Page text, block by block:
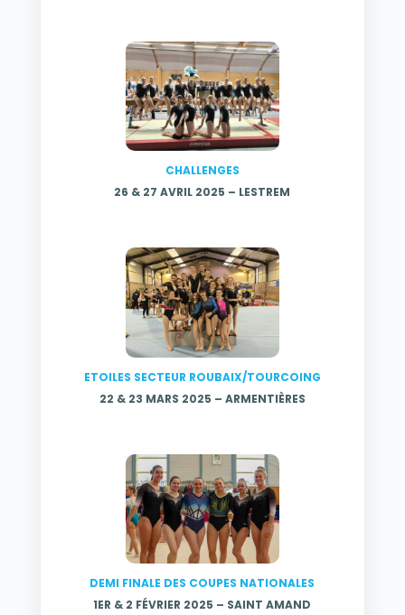
CHALLENGES
26 & 27 AVRIL 2025 – LESTREM
ETOILES SECTEUR ROUBAIX/TOURCOING
22 & 23 MARS 2025 – ARMENTIÈRES
DEMI FINALE DES COUPES NATIONALES
1ER & 2 FÉVRIER 2025 – SAINT AMAND